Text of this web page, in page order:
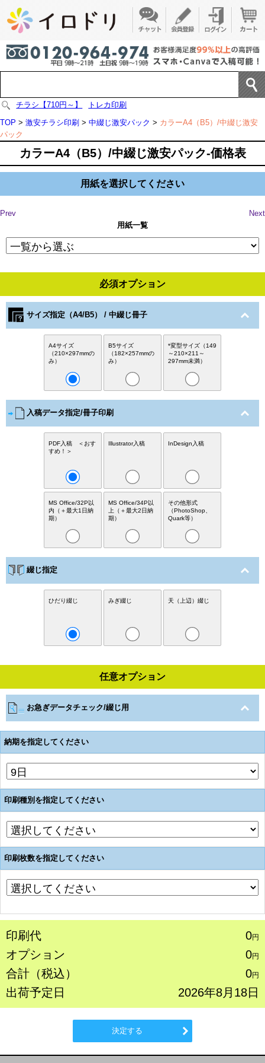
チラシ【710円～】
トレカ印刷
TOP > 激安チラシ印刷 > 中綴じ激安パック > カラーA4（B5）/中綴じ激安
パック
カラーA4（B5）/中綴じ激安パック-価格表
用紙を選択してください
Prev
Next
用紙一覧
必須オプション
サイズ指定（A4/B5） / 中綴じ冊子
A4サイズ
（210×297mmの
み）
B5サイズ
（182×257mmの
み）
*変型サイズ（149
～210×211～
297mm未満）
入稿データ指定/冊子印刷
PDF入稿 ＜おす
すめ！＞
Illustrator入稿 InDesign入稿
MS Office/32P以
内（＋最大1日納
期）
MS Office/34P以
上（＋最大2日納
期）
その他形式
（PhotoShop、
Quark等）
綴じ指定
ひだり綴じ みぎ綴じ 天（上辺）綴じ
任意オプション
お急ぎデータチェック/綴じ用
納期を指定してください
印刷種別を指定してください
印刷枚数を指定してください
印刷代 0円
オプション 0円
合計（税込） 0円
出荷予定日 2026年8月18日
決定する